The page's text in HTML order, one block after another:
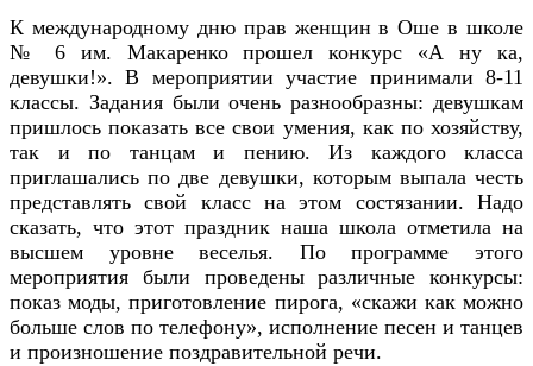
К международному дню прав женщин в Оше в школе
№ 6 им. Макаренко прошел конкурс «А ну ка,
девушки!». В мероприятии участие принимали 8-11
классы. Задания были очень разнообразны: девушкам
пришлось показать все свои умения, как по хозяйству,
так и по танцам и пению. Из каждого класса
приглашались по две девушки, которым выпала честь
представлять свой класс на этом состязании. Надо
сказать, что этот праздник наша школа отметила на
высшем уровне веселья. По программе этого
мероприятия были проведены различные конкурсы:
показ моды, приготовление пирога, «скажи как можно
больше слов по телефону», исполнение песен и танцев
и произношение поздравительной речи.